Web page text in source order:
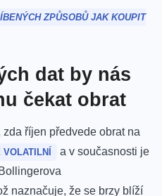
ZPŮSOBŮ JAK KOUPIT
dat by nás
čekat obrat
říjen předvede obrat na
VOLATILNÍ
a v současnosti je
naznačuje, že se brzy blíží